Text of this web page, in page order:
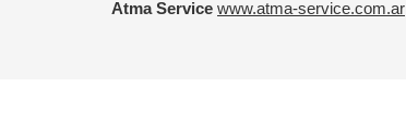
Atma Service www.atma-service.com.ar